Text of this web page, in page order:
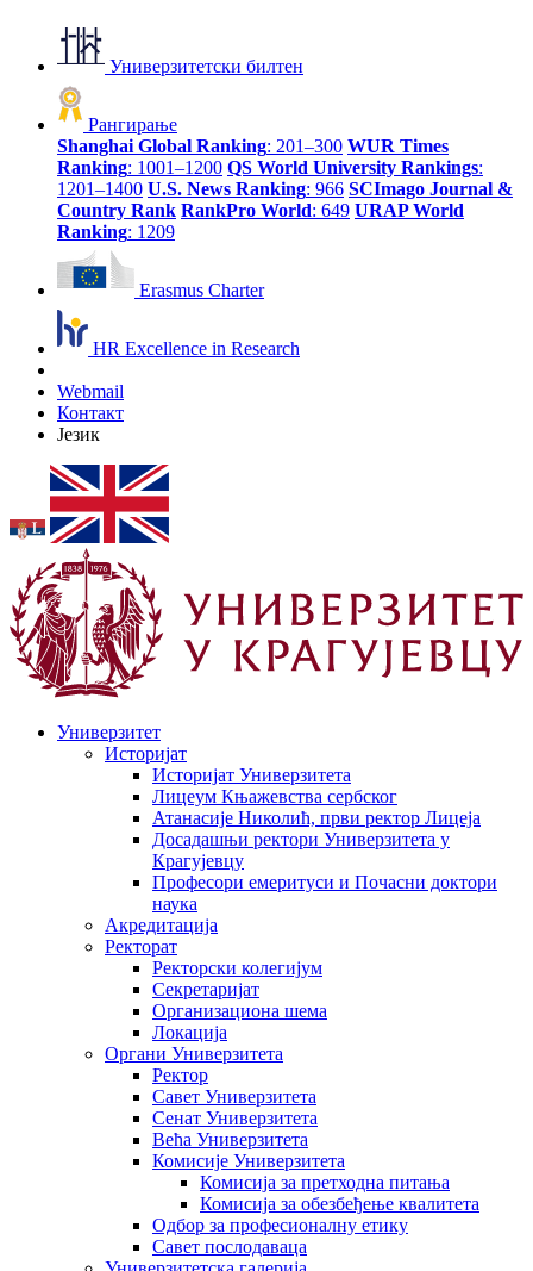
Универзитетски билтен
Рангирање
Shanghai Global Ranking: 201–300 WUR Times
Ranking: 1001–1200 QS World University Rankings:
1201–1400 U.S. News Ranking: 966 SCImago Journal &
Country Rank RankPro World: 649 URAP World
Ranking: 1209
Erasmus Charter
HR Excellence in Research
Webmail
Контакт
Језик
Универзитет
Историјат
Историјат Универзитета
Лицеум Књажевства сербског
Атанасије Николић, први ректор Лицеја
Досадашњи ректори Универзитета у
Крагујевцу
Професори емеритуси и Почасни доктори
наука
Акредитација
Ректорат
Ректорски колегијум
Секретаријат
Организациона шема
Локација
Органи Универзитета
Ректор
Савет Универзитета
Сенат Универзитета
Већа Универзитета
Комисије Универзитета
Комисија за претходна питања
Комисија за обезбеђење квалитета
Одбор за професионалну етику
Савет послодаваца